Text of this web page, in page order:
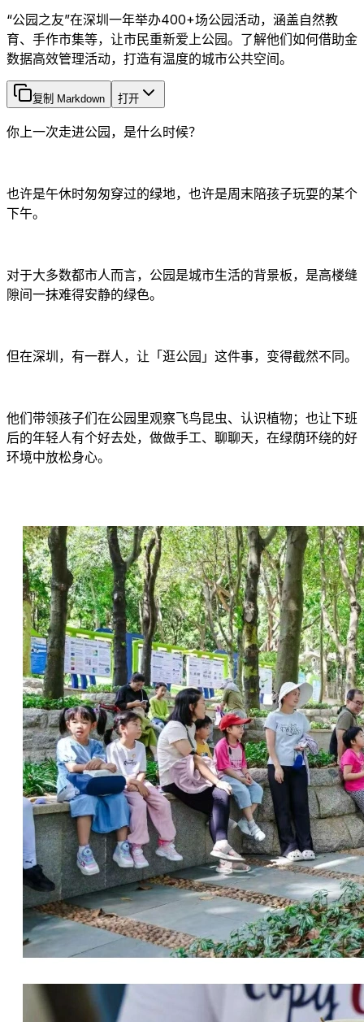
“公园之友”在深圳一年举办400+场公园活动，涵盖自然教
育、手作市集等，让市民重新爱上公园。了解他们如何借助金
数据高效管理活动，打造有温度的城市公共空间。
复制 Markdown 打开
你上一次走进公园，是什么时候？
也许是午休时匆匆穿过的绿地，也许是周末陪孩子玩耍的某个
下午。
对于大多数都市人而言，公园是城市生活的背景板，是高楼缝
隙间一抹难得安静的绿色。
但在深圳，有一群人，让「逛公园」这件事，变得截然不同。
他们带领孩子们在公园里观察飞鸟昆虫、认识植物；也让下班
后的年轻人有个好去处，做做手工、聊聊天，在绿荫环绕的好
环境中放松身心。